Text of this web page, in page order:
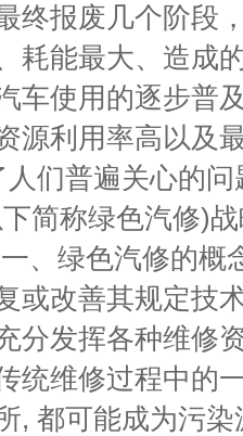
终报废几个阶段
耗能最大、造成
车使用的逐步普
源利用率高以及
人们普遍关心的
简称绿色汽修)
、绿色汽修的概
或改善其规定技
分发挥各种维修
统维修过程中的
, 都可能成为污